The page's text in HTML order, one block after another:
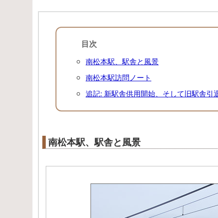
目次
南松本駅、駅舎と風景
南松本駅訪問ノート
追記: 新駅舎供用開始、そして旧駅舎引
南松本駅、駅舎と風景